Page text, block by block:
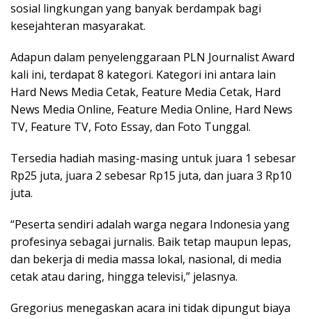
sosial lingkungan yang banyak berdampak bagi
kesejahteran masyarakat.
Adapun dalam penyelenggaraan PLN Journalist Award
kali ini, terdapat 8 kategori. Kategori ini antara lain
Hard News Media Cetak, Feature Media Cetak, Hard
News Media Online, Feature Media Online, Hard News
TV, Feature TV, Foto Essay, dan Foto Tunggal.
Tersedia hadiah masing-masing untuk juara 1 sebesar
Rp25 juta, juara 2 sebesar Rp15 juta, dan juara 3 Rp10
juta.
“Peserta sendiri adalah warga negara Indonesia yang
profesinya sebagai jurnalis. Baik tetap maupun lepas,
dan bekerja di media massa lokal, nasional, di media
cetak atau daring, hingga televisi,” jelasnya.
Gregorius menegaskan acara ini tidak dipungut biaya